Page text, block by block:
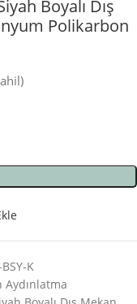
Boyalı Dış
Polikarbon
K
Aydınlatma